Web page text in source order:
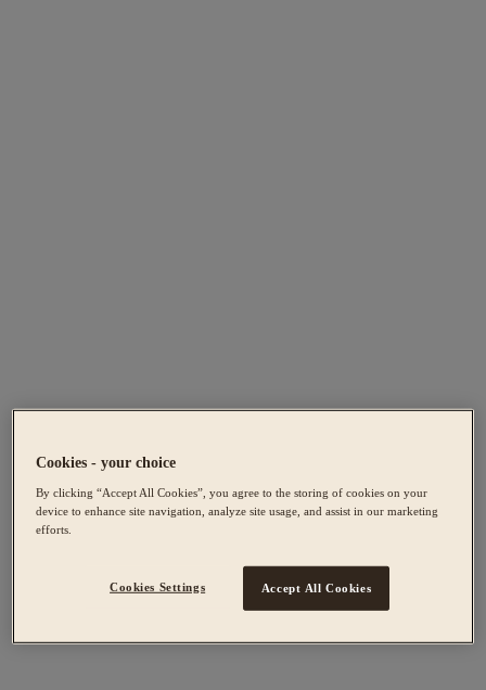
Cookies - your choice
By clicking “Accept All Cookies”, you agree to the storing of cookies on your
device to enhance site navigation, analyze site usage, and assist in our marketing
efforts.
Cookies Settings Accept All Cookies